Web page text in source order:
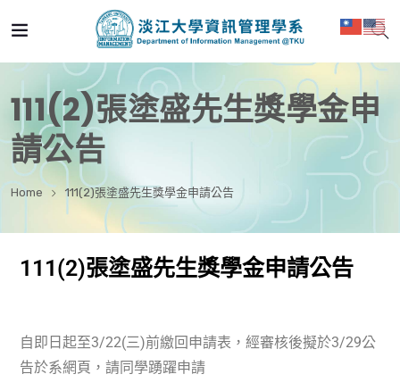
111(2)張塗盛先生獎學金申
請公告
Home 111(2)張塗盛先生獎學金申請公告
111(2)張塗盛先生獎學金申請公告
自即日起至3/22(三)前繳回申請表，經審核後擬於3/29公
告於系網頁，請同學踴躍申請